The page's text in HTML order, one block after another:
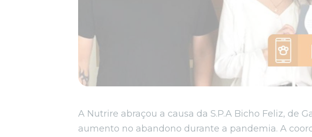
A Nutrire abraçou a causa da S.P.A Bicho Feliz, de
aumento no abandono durante a pandemia. A